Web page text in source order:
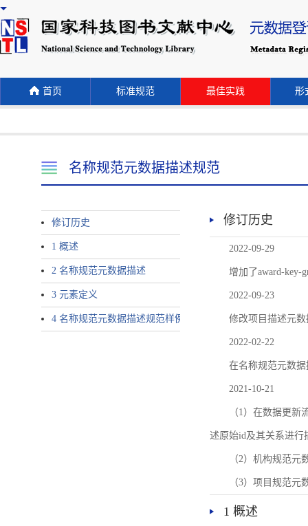
首页 标准规范 最佳实践 形
名称规范元数据描述规范
修订历史
1 概述
2 名称规范元数据描述
3 元素定义
4 名称规范元数据描述规范样例
修订历史
2022-09-29
增加了award-key-
2022-09-23
修改项目描述元
2022-02-22
在名称规范元数
2021-10-21
（1）在数据更
述原始id及其关系进行
（2）机构规范元
（3）项目规范
1 概述